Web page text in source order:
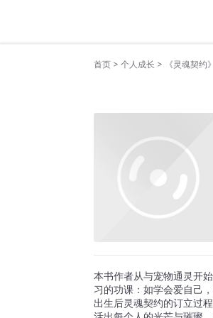
首页 > 个人成长 > 《灵魂契约
本书作者从与宠物通灵开
习的功课：如学会爱自己
出生后灵魂契约的订立过